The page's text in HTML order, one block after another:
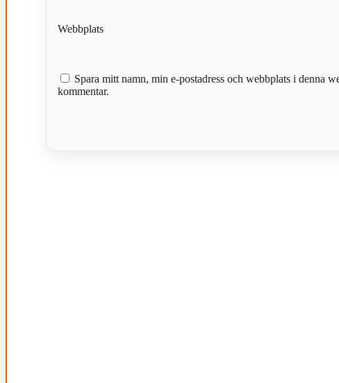
Webbplats
Spara mitt namn, min e-postadress och webbplats i denna
kommentar.